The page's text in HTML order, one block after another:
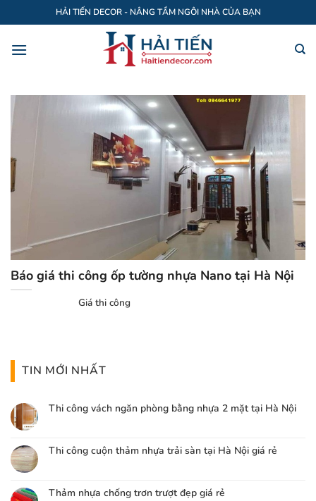
qua
nội
HẢI TIẾN DECOR - NÂNG TẦM NGÔI NHÀ CỦA BẠN
TIN MỚI NHẤT
Thi công vách ngăn phòng bằng nhựa 2 mặt tại Hà Nội
Thi công cuộn thảm nhựa trải sàn tại Hà Nội giá rẻ
Thảm nhựa chống trơn trượt đẹp giá rẻ
Báo giá thi công ốp tường nhựa Nano tại Hà Nội
Giá thi công